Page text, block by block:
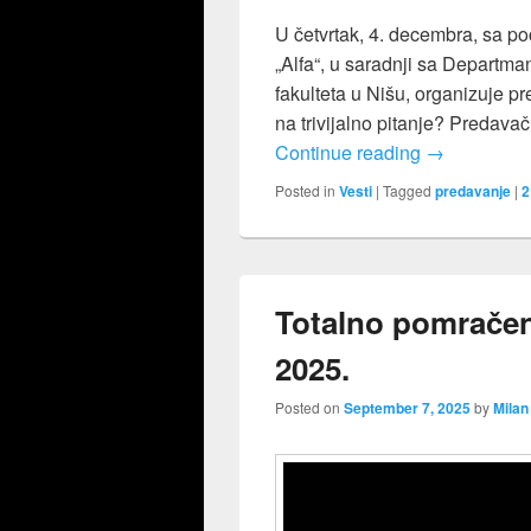
U četvrtak, 4. decembra, sa
„Alfa“, u saradnji sa
fakulteta u Nišu, organizuje
na trivijalno pitanje?
Continue reading Predavanje
→
Posted in Vesti | Tagged predavanje | 2
Totalno
2025.
Posted on September 7, 2025by